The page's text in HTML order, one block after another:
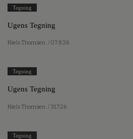
Tegning
Ugens Tegning
Niels Thomsen / 07.8.26
Tegning
Ugens Tegning
Niels Thomsen / 31.7.26
Tegning